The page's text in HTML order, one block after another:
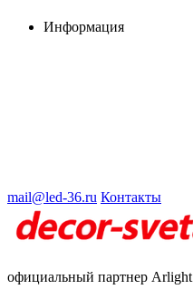
Информация
mail@led-36.ru Контакты
официальный партнер Arlight